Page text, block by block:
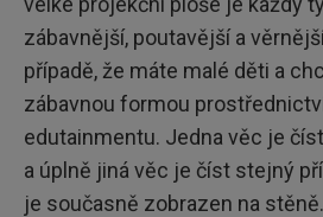
zábavnější, poutavější a
případě, že máte malé děti a
zábavnou formou
edutainmentu. Jedna věc je
a úplně jiná věc je číst stejný
je současně zobrazen na